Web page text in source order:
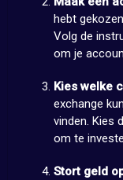
hebt
Volg de
om je
Kies welke
exchange
vinden. Kies
om te
Stort geld